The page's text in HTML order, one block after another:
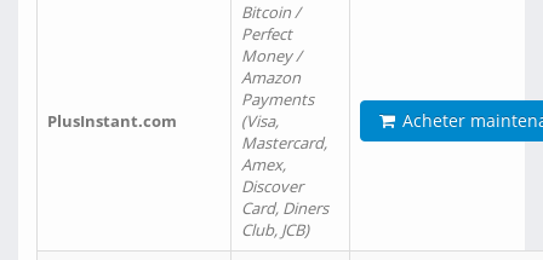
PlusInstant.com
Bitcoin /
Perfect
Money /
Amazon
Payments
(Visa,
Mastercard,
Amex,
Discover
Card, Diners
Club, JCB)
Acheter